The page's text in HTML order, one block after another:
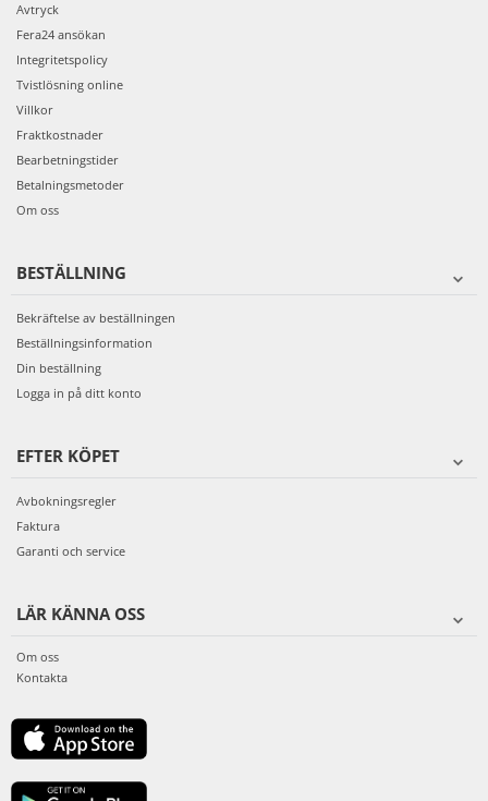
Avtryck
Fera24 ansökan
Integritetspolicy
Tvistlösning online
Villkor
Fraktkostnader
Bearbetningstider
Betalningsmetoder
Om oss
BESTÄLLNING
Bekräftelse av beställningen
Beställningsinformation
Din beställning
Logga in på ditt konto
EFTER KÖPET
Avbokningsregler
Faktura
Garanti och service
LÄR KÄNNA OSS
Om oss
Kontakta